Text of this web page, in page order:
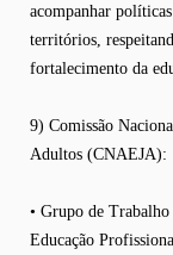
acompanhar
territórios,
fortalecimento da
9) Comissão
Adultos (CNAEJA):
• Grupo de
Educação